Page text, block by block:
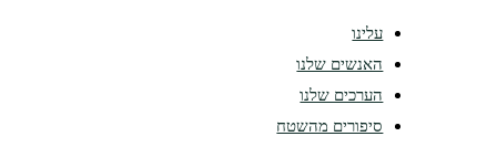
האנשים שלנו
הערכים שלנו
סיפורים מהשטח